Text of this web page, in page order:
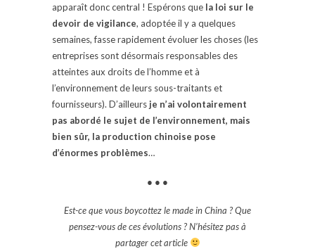
apparaît donc central ! Espérons que la loi sur le
devoir de vigilance, adoptée il y a quelques
semaines, fasse rapidement évoluer les choses (les
entreprises sont désormais responsables des
atteintes aux droits de l’homme et à
l’environnement de leurs sous-traitants et
fournisseurs). D’ailleurs je n’ai volontairement
pas abordé le sujet de l’environnement, mais
bien sûr, la production chinoise pose
d’énormes problèmes…
● ● ●
Est-ce que vous boycottez le made in China ? Que
pensez-vous de ces évolutions ? N’hésitez pas à
partager cet article